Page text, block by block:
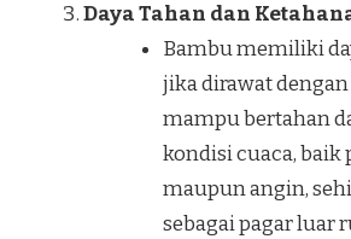
Daya Tahan dan
Bambu memiliki
jika dirawat
mampu bertahan
kondisi cuaca, baik
maupun angin,
sebagai pagar luar